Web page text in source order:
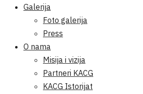
Galerija
Foto galerija
Press
O nama
Misija i vizija
Partneri KACG
KACG Istorijat